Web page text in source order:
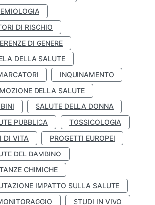
DI RISCHIO
DI GENERE
DELLA SALUTE
INQUINAMENTO
DELLA SALUTE
SALUTE DELLA DONNA
PUBBLICA
TOSSICOLOGIA
DI VITA
PROGETTI EUROPEI
DEL BAMBINO
CHIMICHE
IMPATTO SULLA SALUTE
STUDI IN VIVO